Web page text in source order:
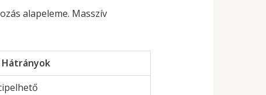
alapeleme. Masszív
Hátrányok